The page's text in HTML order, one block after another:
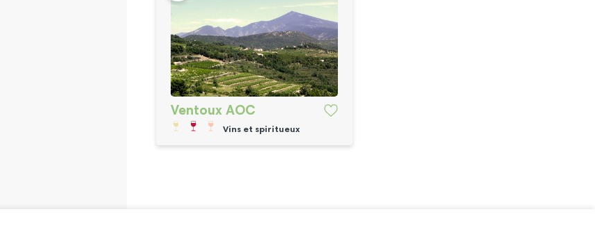
Ventoux AOC
Vins et spiritueux